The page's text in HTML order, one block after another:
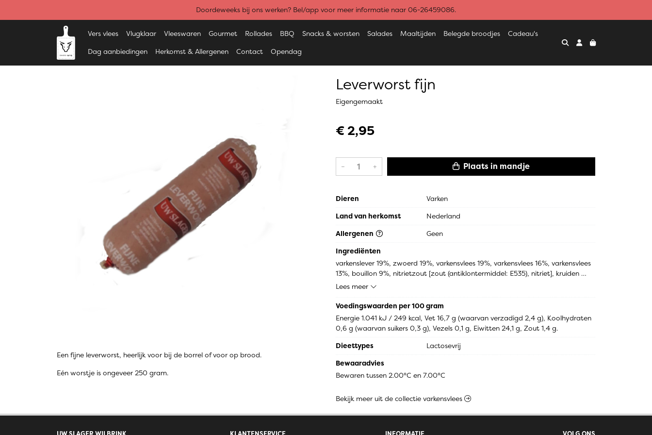
Doordeweeks bij ons werken? Bel/app voor meer informatie naar 06-26459086.
Vers vlees Vlugklaar Vleeswaren Gourmet Rollades BBQ Snacks & worsten Salades Maaltijden Belegde broodjes Cadeau's
Dag aanbiedingen Herkomst & Allergenen Contact Opendag
Een fijne leverworst, heerlijk voor bij de borrel of voor op brood.
Eén worstje is ongeveer 250 gram.
Leverworst fijn
Eigengemaakt
€ 2,95
– + Plaats in mandje
Dieren
Varken
Land van herkomst
Nederland
Allergenen
Geen
Ingrediënten
varkenslever 19%, zwoerd 19%, varkensvlees 19%, varkensvlees 16%, varkensvlees
13%, bouillon 9%, nitrietzout [zout (antiklontermiddel: E535), nitriet], kruiden
[korianderzaad, witte peper, gemberpoeder, nootmuskaat, foelie, marjolein,
antioxidant: E300], lavaswortel, vanillesuiker [suiker, aroma]
Lees meer
Voedingswaarden per 100 gram
Energie 1.041 kJ / 249 kcal, Vet 16,7 g (waarvan verzadigd 2,4 g), Koolhydraten
0,6 g (waarvan suikers 0,3 g), Vezels 0,1 g, Eiwitten 24,1 g, Zout 1,4 g.
Dieettypes
Lactosevrij
Bewaaradvies
Bewaren tussen 2.00°C en 7.00°C
Bekijk meer uit de collectie varkensvlees